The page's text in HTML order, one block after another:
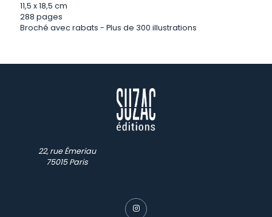
11,5 x 18,5 cm
288 pages
Broché avec rabats - Plus de 300 illustrations
22, rue Émeriau
75015 Paris